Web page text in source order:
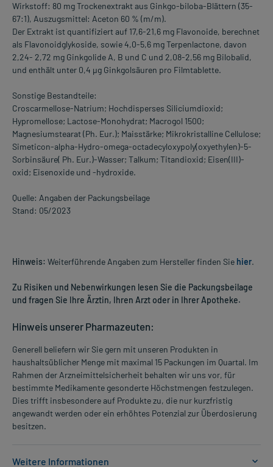
Wirkstoff: 80 mg Trockenextrakt aus Ginkgo-biloba-Blättern (35-
67:1), Auszugsmittel: Aceton 60 % (m/m).
Der Extrakt ist quantifiziert auf 17,6-21,6 mg Flavonoide, berechnet
als Flavonoidglykoside, sowie 4,0-5,6 mg Terpenlactone, davon
2,24- 2,72 mg Ginkgolide A, B und C und 2,08-2,56 mg Bilobalid,
und enthält unter 0,4 µg Ginkgolsäuren pro Filmtablette.
Sonstige Bestandteile:
Croscarmellose-Natrium; Hochdisperses Siliciumdioxid;
Hypromellose; Lactose-Monohydrat; Macrogol 1500;
Magnesiumstearat (Ph. Eur.); Maisstärke; Mikrokristalline Cellulose;
Simeticon-alpha-Hydro-omega-octadecyloxypoly(oxyethylen)-5-
Sorbinsäure( Ph. Eur.)-Wasser; Talkum; Titandioxid; Eisen(III)-
oxid; Eisenoxide und -hydroxide.
Quelle: Angaben der Packungsbeilage
Stand: 05/2023
Hinweis: Weiterführende Angaben zum Hersteller finden Sie hier.
Zu Risiken und Nebenwirkungen lesen Sie die Packungsbeilage
und fragen Sie Ihre Ärztin, Ihren Arzt oder in Ihrer Apotheke.
Hinweis unserer Pharmazeuten:
Generell beliefern wir Sie gern mit unseren Produkten in
haushaltsüblicher Menge mit maximal 15 Packungen im Quartal. Im
Rahmen der Arzneimittelsicherheit behalten wir uns vor, für
bestimmte Medikamente gesonderte Höchstmengen festzulegen.
Dies trifft insbesondere auf Produkte zu, die nur kurzfristig
angewandt werden oder ein erhöhtes Potenzial zur Überdosierung
besitzen.
Weitere Informationen